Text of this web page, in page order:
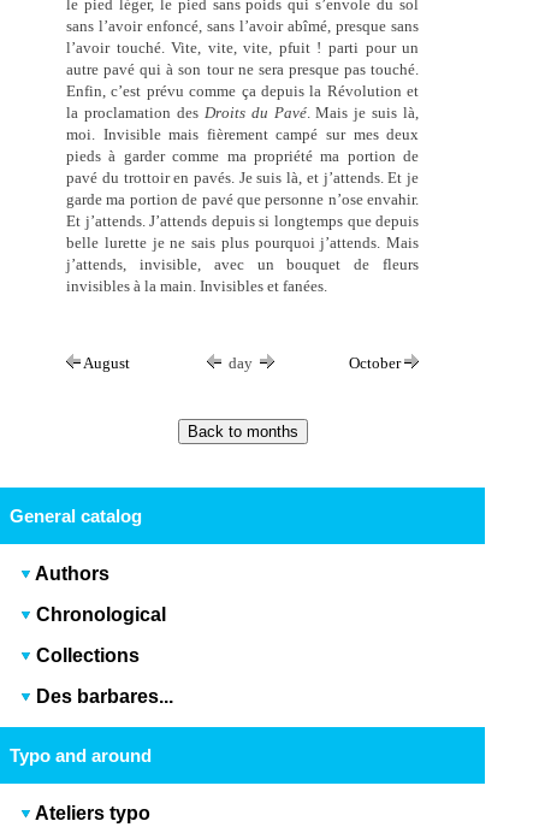
le pied léger, le pied sans poids qui s’envole du sol
sans l’avoir enfoncé, sans l’avoir abîmé, presque sans
l’avoir touché. Vite, vite, vite, pfuit ! parti pour un
autre pavé qui à son tour ne sera presque pas touché.
Enfin, c’est prévu comme ça depuis la Révolution et
la proclamation des Droits du Pavé. Mais je suis là,
moi. Invisible mais fièrement campé sur mes deux
pieds à garder comme ma propriété ma portion de
pavé du trottoir en pavés. Je suis là, et j’attends. Et je
garde ma portion de pavé que personne n’ose envahir.
Et j’attends. J’attends depuis si longtemps que depuis
belle lurette je ne sais plus pourquoi j’attends. Mais
j’attends, invisible, avec un bouquet de fleurs
invisibles à la main. Invisibles et fanées.
August day October
General catalog
Authors
Chronological
Collections
Des barbares...
Typo and around
Ateliers typo